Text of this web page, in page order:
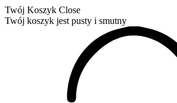
Twój Koszyk Close
Twój koszyk jest pusty i smutny